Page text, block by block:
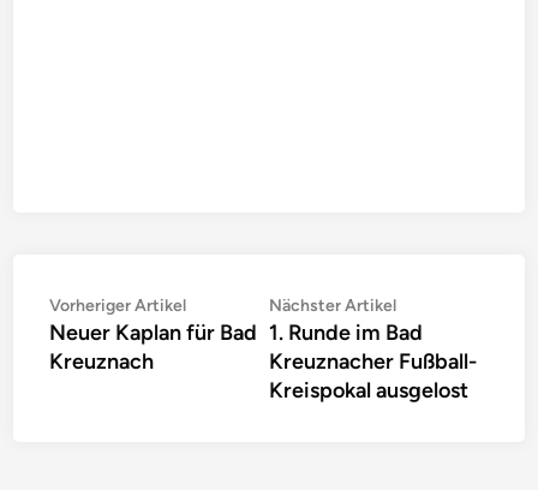
Beitragsnavigation
Vorheriger ArtikelVorheriger
Artikel:
Neuer Kaplan für Bad
Kreuznach
Nächster ArtikelNächster
Artikel:
1. Runde im Bad
Kreuznacher Fußball-
Kreispokal ausgelost